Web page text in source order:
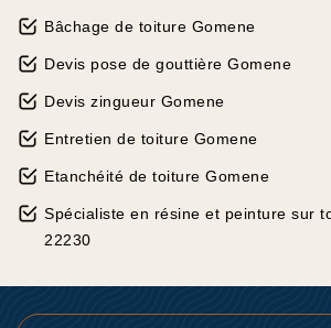
Bâchage de toiture Gomene
Devis pose de gouttière Gomene
Devis zingueur Gomene
Entretien de toiture Gomene
Etanchéité de toiture Gomene
Spécialiste en résine et peinture sur
22230